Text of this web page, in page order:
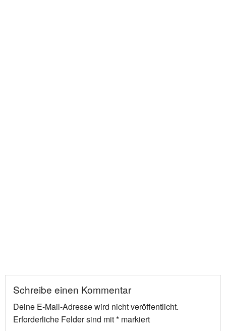
Schreibe einen Kommentar
Deine E-Mail-Adresse wird nicht veröffentlicht.
Erforderliche Felder sind mit* markiert